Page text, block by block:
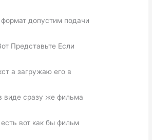
допустим подачи
Представьте Если
а загружаю его в
виде сразу же фильма
вот как бы фильм